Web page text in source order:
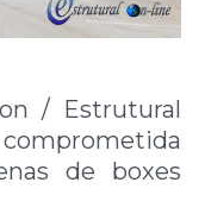
/ Estrutural
de boxes